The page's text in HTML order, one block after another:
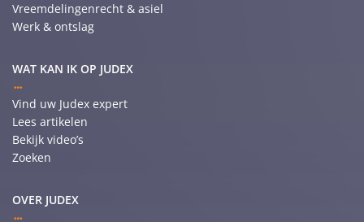
Vreemdelingenrecht & asiel
Werk & ontslag
WAT KAN IK OP JUDEX
Vind uw Judex expert
Lees artikelen
Bekijk video’s
Zoeken
OVER JUDEX